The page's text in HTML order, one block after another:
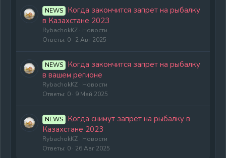
NEWS
Когда закончится запрет на рыбалку
в Казахстане 2023
RybachokKZ
Новости
Ответы 0 2 Авг 2025
NEWS
Когда закончится запрет на рыбалку
в вашем регионе
RybachokKZ
Новости
Ответы 0 9 Май 2025
NEWS
Когда снимут запрет на рыбалку в
Казахстане 2023
RybachokKZ
Новости
Ответы 0 26 Авг 2025